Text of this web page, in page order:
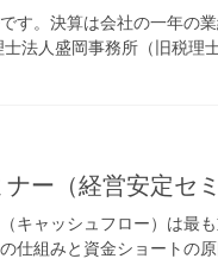
す。決算は会社の一年の
法人盛岡事務所（旧税理
ー（経営安定セ
キャッシュフロー）は最
仕組みと資金ショートの